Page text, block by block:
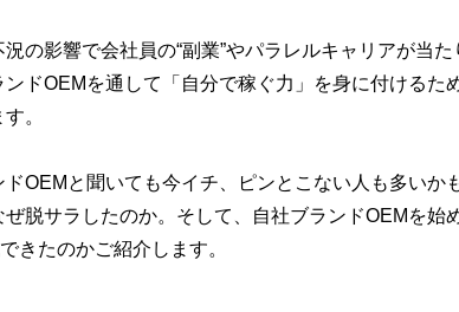
の影響で会社員の“副業”やパラレルキャリアが当
ドOEMを通して「自分で稼ぐ力」を身に付けるた
。
OEMと聞いても今イチ、ピンとこない人も多いか
脱サラしたのか。そして、自社ブランドOEMを始
きたのかご紹介します。